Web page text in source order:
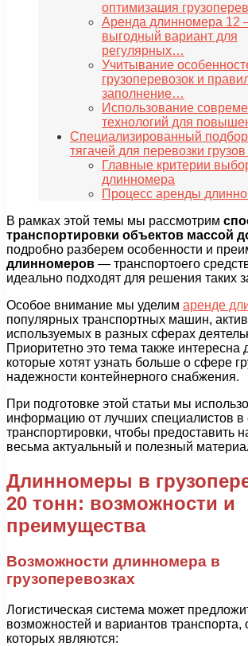
оптимизация
Аренда длинномера 12
выгодный вариант для
регулярных…
Учитывание
грузоперевозок и
заполнение…
Использование
технологий для
Специализированный
тягачей для перевозки
Главные критерии
длинномера
Процесс аренды
В рамках этой темы мы рассмотрим
транспортировки объектов массой
подробно разберем особенности и
длинномеров — транспортоего
идеально подходят для решения таких
Особое внимание мы уделим аренде
популярных транспортных машин,
используемых в разных сферах
Приоритетно это тема также интересна
которые хотят узнать больше о сфере
надежности контейнерного снабжения.
При подготовке этой статьи мы
информацию от лучших специалистов в
транспортировки, чтобы предоставить
весьма актуальный и полезный
Длинномеры в
20 тонн: возможности и
преимущества
Возможности длинномера в
грузоперевозках
Логистическая система может
возможностей и вариантов
которых являются: